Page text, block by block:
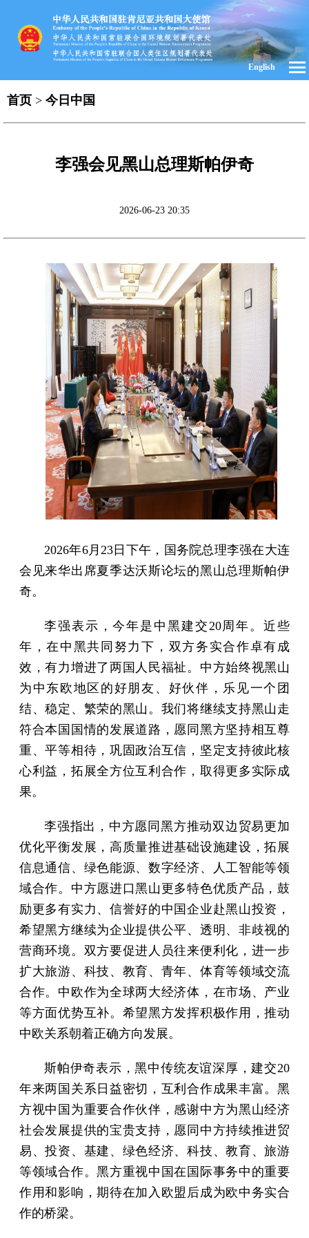
English
首页 > 今日中国
李强会见黑山总理斯帕伊奇
2026-06-23 20:35
2026年6月23日下午，国务院总理李强在大连
会见来华出席夏季达沃斯论坛的黑山总理斯帕伊
奇。
李强表示，今年是中黑建交20周年。近些
年，在中黑共同努力下，双方务实合作卓有成
效，有力增进了两国人民福祉。中方始终视黑山
为中东欧地区的好朋友、好伙伴，乐见一个团
结、稳定、繁荣的黑山。我们将继续支持黑山走
符合本国国情的发展道路，愿同黑方坚持相互尊
重、平等相待，巩固政治互信，坚定支持彼此核
心利益，拓展全方位互利合作，取得更多实际成
果。
李强指出，中方愿同黑方推动双边贸易更加
优化平衡发展，高质量推进基础设施建设，拓展
信息通信、绿色能源、数字经济、人工智能等领
域合作。中方愿进口黑山更多特色优质产品，鼓
励更多有实力、信誉好的中国企业赴黑山投资，
希望黑方继续为企业提供公平、透明、非歧视的
营商环境。双方要促进人员往来便利化，进一步
扩大旅游、科技、教育、青年、体育等领域交流
合作。中欧作为全球两大经济体，在市场、产业
等方面优势互补。希望黑方发挥积极作用，推动
中欧关系朝着正确方向发展。
斯帕伊奇表示，黑中传统友谊深厚，建交20
年来两国关系日益密切，互利合作成果丰富。黑
方视中国为重要合作伙伴，感谢中方为黑山经济
社会发展提供的宝贵支持，愿同中方持续推进贸
易、投资、基建、绿色经济、科技、教育、旅游
等领域合作。黑方重视中国在国际事务中的重要
作用和影响，期待在加入欧盟后成为欧中务实合
作的桥梁。